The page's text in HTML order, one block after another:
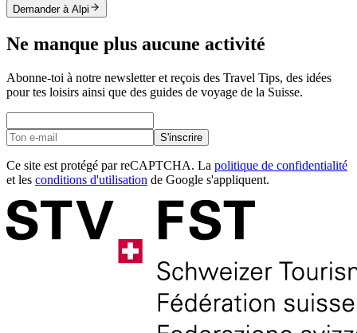
Demander à Alpi
Ne manque plus aucune activité
Abonne-toi à notre newsletter et reçois des Travel Tips, des idées
pour tes loisirs ainsi que des guides de voyage de la Suisse.
S'inscrire
Ce site est protégé par reCAPTCHA. La politique de confidentialité
et les conditions d'utilisation de Google s'appliquent.